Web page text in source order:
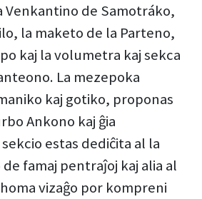
Venkantino de Samotráko,
la maketo de la Parteno,
kaj la volumetra kaj sekca
La mezepoka
kaj gotiko, proponas
Ankono kaj ĝia
estas dediĉita al la
famaj pentraĵoj kaj alia al
vizaĝo por kompreni